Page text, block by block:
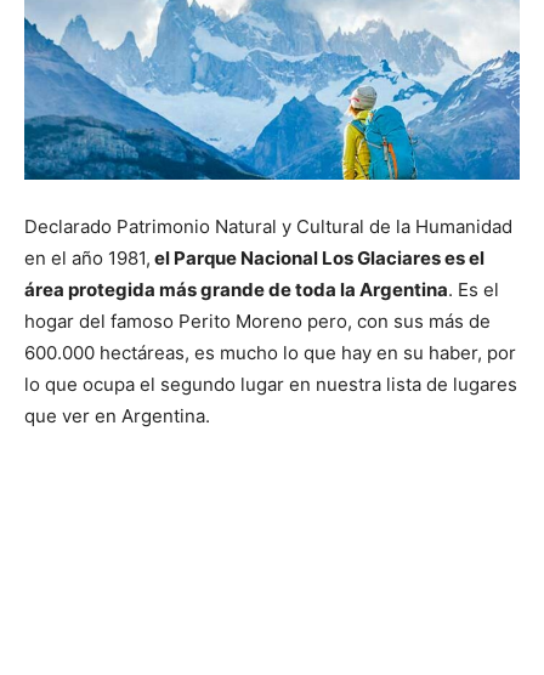
Declarado Patrimonio Natural y Cultural de la Humanidad
en el año 1981, el Parque Nacional Los Glaciares es el
área protegida más grande de toda la Argentina. Es el
hogar del famoso Perito Moreno pero, con sus más de
600.000 hectáreas, es mucho lo que hay en su haber, por
lo que ocupa el segundo lugar en nuestra lista de lugares
que ver en Argentina.